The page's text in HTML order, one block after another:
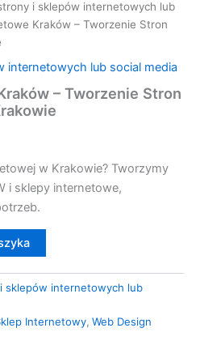
i sklepów internetowych lub
Kraków – Tworzenie Stron
internetowych lub social media
– Tworzenie Stron
w Krakowie? Tworzymy
i sklepy internetowe,
sklepów internetowych lub
Internetowy, Web Design